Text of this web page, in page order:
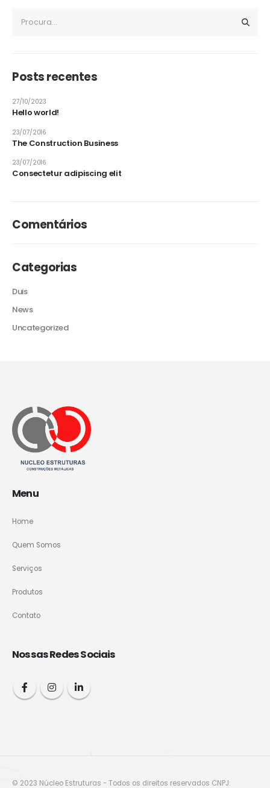
Posts recentes
Hello world!
27/10/2023
The Construction Business
23/07/2016
Consectetur adipiscing elit
23/07/2016
Comentários
Categorias
Duis
News
Uncategorized
Menu
Home
Quem Somos
Serviços
Produtos
Contato
Nossas Redes Sociais
© 2023 Núcleo Estruturas - Todos os direitos reservados CNPJ: